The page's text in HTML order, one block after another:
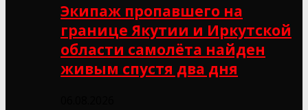
Экипаж пропавшего на
границе Якутии и Иркутской
области самолёта найден
живым спустя два дня